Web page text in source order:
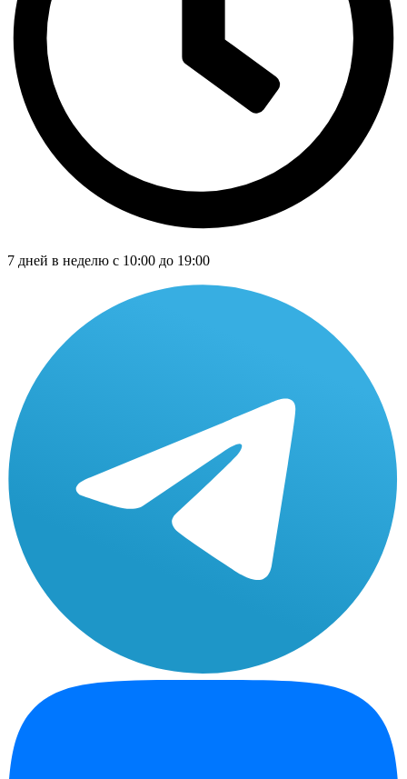
7 дней в неделю с 10:00 до 19:00